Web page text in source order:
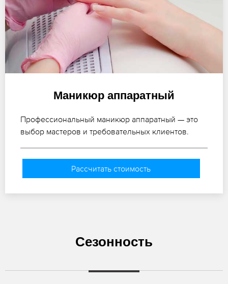
Маникюр аппаратный
Профессиональный маникюр аппаратный — это
выбор мастеров и требовательных клиентов.
Рассчитать стоимость
Сезонность